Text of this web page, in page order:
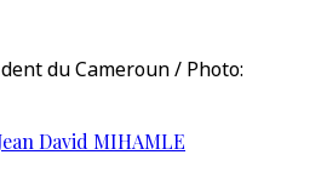
du Cameroun / Photo:
David MIHAMLE